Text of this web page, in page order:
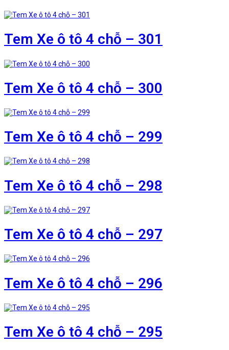
Tem Xe ô tô 4 chỗ – 301
Tem Xe ô tô 4 chỗ – 300
Tem Xe ô tô 4 chỗ – 299
Tem Xe ô tô 4 chỗ – 298
Tem Xe ô tô 4 chỗ – 297
Tem Xe ô tô 4 chỗ – 296
Tem Xe ô tô 4 chỗ – 295